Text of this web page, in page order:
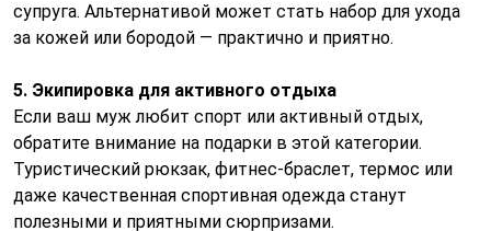
супруга. Альтернативой может стать набор для ухода
за кожей или бородой — практично и приятно.
5. Экипировка для активного отдыха
Если ваш муж любит спорт или активный отдых,
обратите внимание на подарки в этой категории.
Туристический рюкзак, фитнес-браслет, термос или
даже качественная спортивная одежда станут
полезными и приятными сюрпризами.